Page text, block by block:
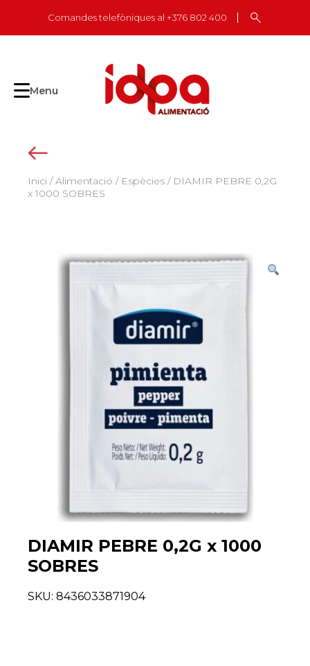
content
Comandes telefòniques al +376 802 400
Menu
Inici /Alimentació / Espècies / DIAMIR PEBRE 0,2G
x 1000 SOBRES
DIAMIR PEBRE 0,2G x 1000
SOBRES
SKU: 8436033871904